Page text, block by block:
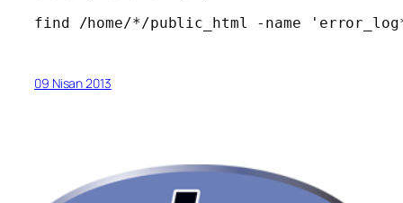
find /home/*/public_html -name
09 Nisan 2013